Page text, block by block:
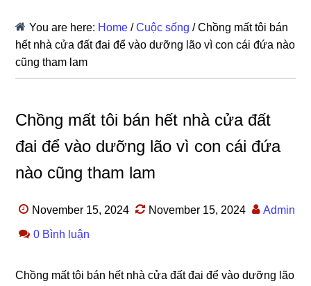
You are here: Home / Cuộc sống /Chồng mất tôi bán
hết nhà cửa đất đai để vào dưỡng lão vì con cái đứa nào
cũng tham lam
Chồng mất tôi bán hết nhà cửa đất
đai để vào dưỡng lão vì con cái đứa
nào cũng tham lam
November 15, 2024 November 15, 2024 Admin
0 Bình luận
Chồnɡ mất tôi bán hết nhà cửa đất đai để vào dưỡnɡ lão